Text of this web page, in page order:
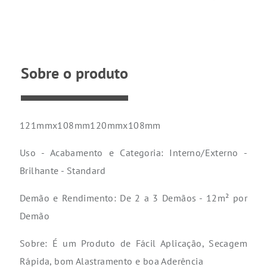
Sobre o produto
121mmx108mm120mmx108mm
Uso - Acabamento e Categoria: Interno/Externo -
Brilhante - Standard
Demão e Rendimento: De 2 a 3 Demãos - 12m² por
Demão
Sobre: É um Produto de Fácil Aplicação, Secagem
Rápida, bom Alastramento e boa Aderência